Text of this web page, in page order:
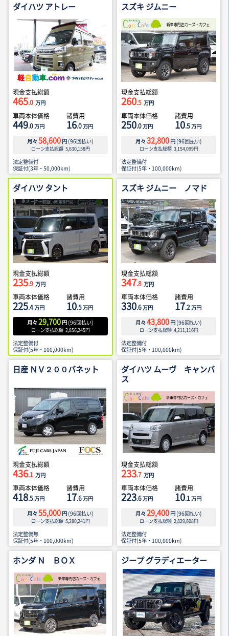
ダイハツ アトレー
現金支払総額
465.0 万円
車両本体価格
449.0万円
諸費用
16.0万円
月々 58,600 円 (96回払い)
ローン支払総額 5,630,158円
法定整備付
保証付(3年・50,000km)
スズキ ジムニー
現金支払総額
260.5 万円
車両本体価格
250.0万円
諸費用
10.5万円
月々 32,800 円 (96回払い)
ローン支払総額 3,154,099円
法定整備付
保証付(5年・100,000km)
ダイハツ タント
現金支払総額
235.9 万円
車両本体価格
225.4万円
諸費用
10.5万円
月々 29,700 円 (96回払い)
ローン支払総額 2,856,245円
法定整備付
保証付(5年・100,000km)
スズキ ジムニー ノマド
現金支払総額
347.8 万円
車両本体価格
330.6万円
諸費用
17.2万円
月々 43,800 円 (96回払い)
ローン支払総額 4,211,116円
法定整備付
保証付(5年・100,000km)
日産 ＮＶ２００バネット
現金支払総額
436.1 万円
車両本体価格
418.5万円
諸費用
17.6万円
月々 55,000 円 (96回払い)
ローン支払総額 5,280,241円
法定整備無
保証付(5年・100,000km)
ダイハツ ムーヴ キャンバ
ス
現金支払総額
233.7 万円
車両本体価格
223.6万円
諸費用
10.1万円
月々 29,400 円 (96回払い)
ローン支払総額 2,829,608円
法定整備付
保証付(5年・100,000km)
ホンダ Ｎ ＢＯＸ ジープ グラディエーター